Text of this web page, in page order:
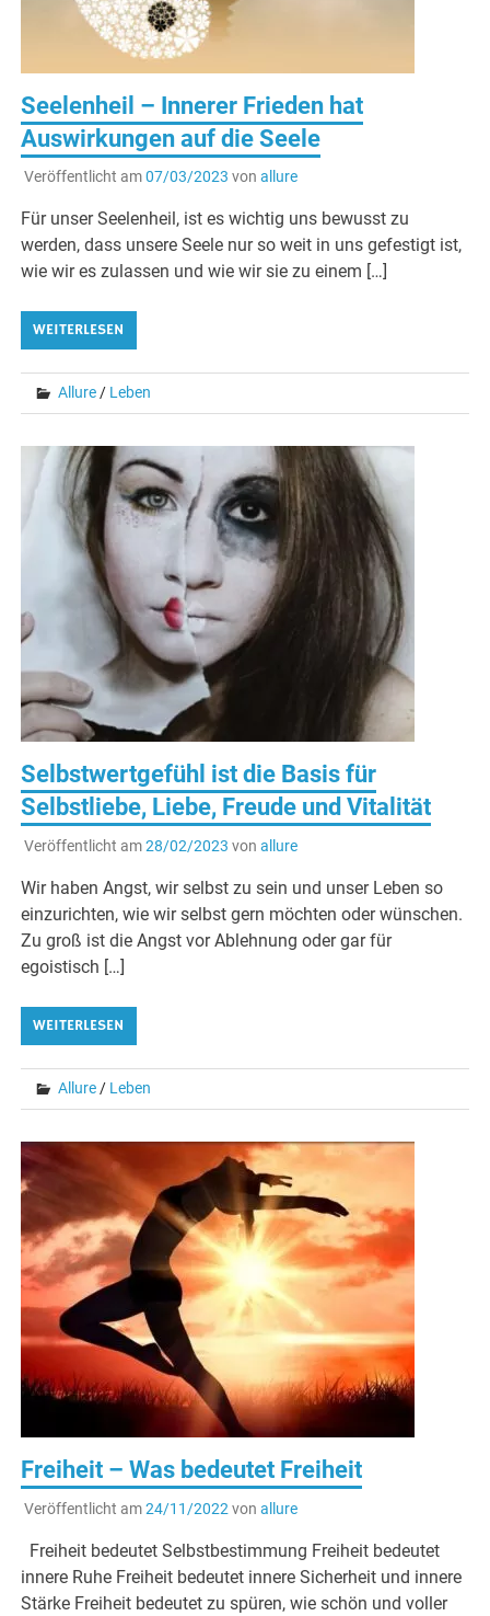
Seelenheil – Innerer Frieden hat
Auswirkungen auf die Seele
Veröffentlicht am07/03/2023 von allure
Für unser Seelenheil, ist es wichtig uns bewusst zu
werden, dass unsere Seele nur so weit in uns gefestigt ist,
wie wir es zulassen und wie wir sie zu einem […]
WEITERLESEN
Allure/ Leben
Selbstwertgefühl ist die Basis für
Selbstliebe, Liebe, Freude und Vitalität
Veröffentlicht am28/02/2023 von allure
Wir haben Angst, wir selbst zu sein und unser Leben so
einzurichten, wie wir selbst gern möchten oder wünschen.
Zu groß ist die Angst vor Ablehnung oder gar für
egoistisch […]
WEITERLESEN
Allure / Leben
Freiheit – Was bedeutet Freiheit
Veröffentlicht am24/11/2022 von allure
Freiheit bedeutet Selbstbestimmung Freiheit bedeutet
innere Ruhe Freiheit bedeutet innere Sicherheit und innere
Stärke Freiheit bedeutet zu spüren, wie schön und voller